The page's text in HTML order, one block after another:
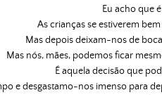
Eu acho que
As crianças se estiverem
Mas depois deixam-nos de
Mas nós, mães, podemos ficar
É aquela decisão que
e desgastamo-nos imenso para